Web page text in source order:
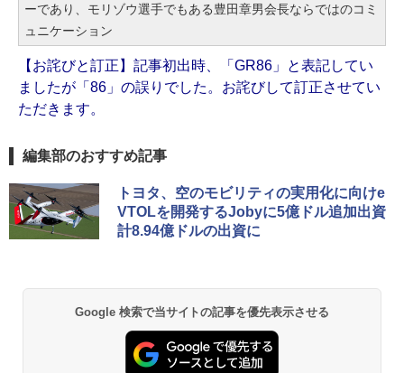
ーであり、モリゾウ選手でもある豊田章男会長ならではのコミ
ュニケーション
【お詫びと訂正】記事初出時、「GR86」と表記してい
ましたが「86」の誤りでした。お詫びして訂正させてい
ただきます。
編集部のおすすめ記事
トヨタ、空のモビリティの実用化に向けe
VTOLを開発するJobyに5億ドル追加出資
計8.94億ドルの出資に
Google 検索で当サイトの記事を優先表示させる